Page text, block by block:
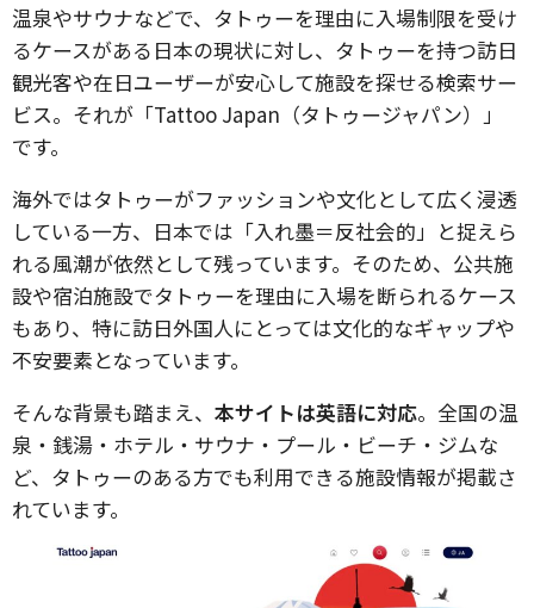
温泉やサウナなどで、タトゥーを理由に入場制限を受け
るケースがある日本の現状に対し、タトゥーを持つ訪日
観光客や在日ユーザーが安心して施設を探せる検索サー
ビス。それが「Tattoo Japan（タトゥージャパン）」
です。
海外ではタトゥーがファッションや文化として広く浸透
している一方、日本では「入れ墨＝反社会的」と捉えら
れる風潮が依然として残っています。そのため、公共施
設や宿泊施設でタトゥーを理由に入場を断られるケース
もあり、特に訪日外国人にとっては文化的なギャップや
不安要素となっています。
そんな背景も踏まえ、 本サイトは英語に対応。全国の温
泉・銭湯・ホテル・サウナ・プール・ビーチ・ジムな
ど、タトゥーのある方でも利用できる施設情報が掲載さ
れています。